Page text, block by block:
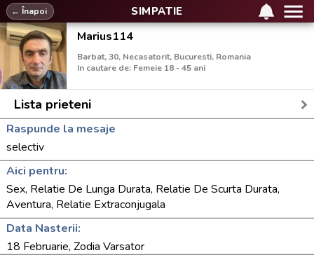
SIMPATIE
← Înapoi
Marius114
Barbat, 30, Necasatorit, Bucuresti, Romania
In cautare de: Femeie 18 - 45 ani
Lista prieteni
Raspunde la mesaje
selectiv
Aici pentru:
Sex, Relatie De Lunga Durata, Relatie De Scurta Durata,
Aventura, Relatie Extraconjugala
Data Nasterii:
18 Februarie, Zodia Varsator